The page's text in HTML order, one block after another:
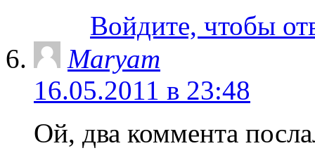
Войдите, чтобы
Maryam
16.05.2011 в 23:48
Ой, два коммента